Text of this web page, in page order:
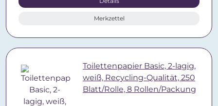
Merkzettel
Toilettenpapier Basic, 2-lagig,
weiß, Recycling-Qualität, 250
Blatt/Rolle, 8 Rollen/Packung